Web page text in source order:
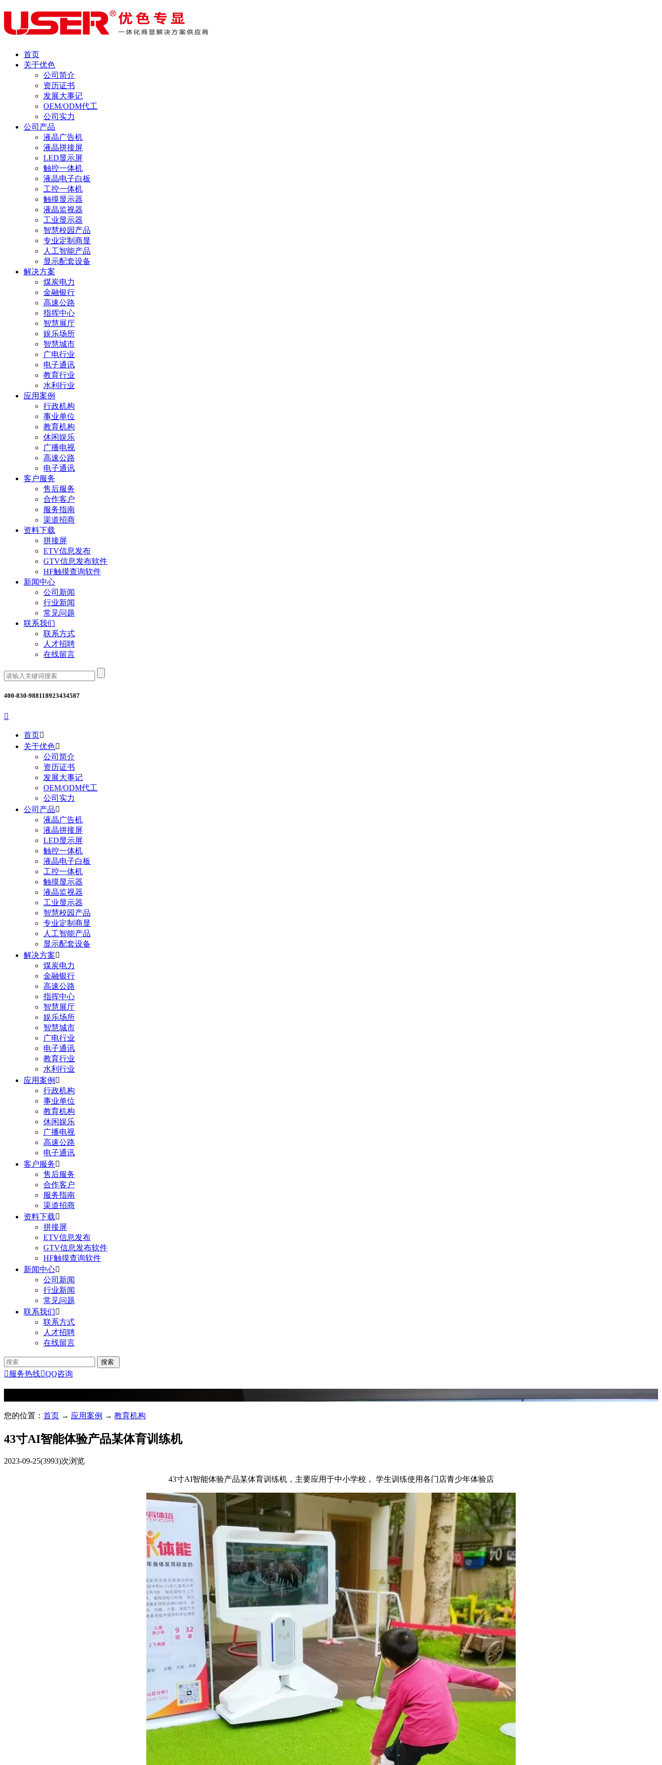
首页
关于优色
公司简介
资历证书
发展大事记
OEM/ODM代工
公司实力
公司产品
液晶广告机
液晶拼接屏
LED显示屏
触控一体机
液晶电子白板
工控一体机
触摸显示器
液晶监视器
工业显示器
智慧校园产品
专业定制商显
人工智能产品
显示配套设备
解决方案
煤炭电力
金融银行
高速公路
指挥中心
智慧展厅
娱乐场所
智慧城市
广电行业
电子通讯
教育行业
水利行业
应用案例
行政机构
事业单位
教育机构
休闲娱乐
广播电视
高速公路
电子通讯
客户服务
售后服务
合作客户
服务指南
渠道招商
资料下载
拼接屏
ETV信息发布
GTV信息发布软件
HF触摸查询软件
新闻中心
公司新闻
行业新闻
常见问题
联系我们
联系方式
人才招聘
在线留言
400-830-988118923434587

首页
关于优色
公司简介
资历证书
发展大事记
OEM/ODM代工
公司实力
公司产品
液晶广告机
液晶拼接屏
LED显示屏
触控一体机
液晶电子白板
工控一体机
触摸显示器
液晶监视器
工业显示器
智慧校园产品
专业定制商显
人工智能产品
显示配套设备
解决方案
煤炭电力
金融银行
高速公路
指挥中心
智慧展厅
娱乐场所
智慧城市
广电行业
电子通讯
教育行业
水利行业
应用案例 
行政机构
事业单位
教育机构
休闲娱乐
广播电视
高速公路
电子通讯
客户服务
售后服务
合作客户
服务指南
渠道招商
资料下载
拼接屏
ETV信息发布
GTV信息发布软件
HF触摸查询软件
新闻中心
公司新闻
行业新闻
常见问题
联系我们
联系方式
人才招聘
在线留言
 服务热线QQ咨询
您的位置： 首页 → 应用案例 → 教育机构
43寸AI智能体验产品某体育训练机
2023-09-25(3993)次浏览
43寸AI智能体验产品某体育训练机，主要应用于中小学校， 学生训练使用各门店青少年体验店